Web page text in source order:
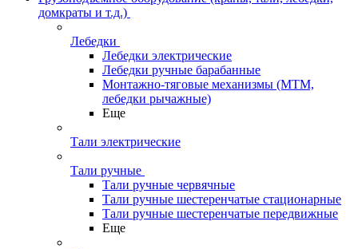
домкраты и т.д.)
Лебедки
Лебедки электрические
Лебедки ручные барабанные
Монтажно-тяговые механизмы (МТМ,
лебедки рычажные)
Еще
Тали электрические
Тали ручные
Тали ручные червячные
Тали ручные шестеренчатые стационарные
Тали ручные шестеренчатые передвижные
Еще